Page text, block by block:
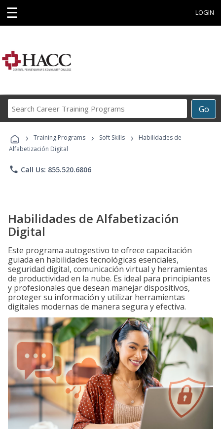
☰ LOGIN
Go
Career
Programs
› Training Programs › Soft Skills ›
Habilidades de
Alfabetización Digital
phone Call Us: 855.520.6806
Habilidades de Alfabetización
Digital
Este programa autogestivo te ofrece capacitación
guiada en habilidades tecnológicas esenciales,
seguridad digital, comunicación virtual y herramientas
de productividad en la nube. Es ideal para principiantes
y profesionales que desean manejar dispositivos,
proteger su información y utilizar herramientas
digitales modernas de manera segura y efectiva.